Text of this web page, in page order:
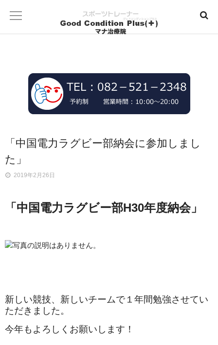
「中国電力ラグビー部納会に参加しまし
た」
2019年2月26日
「中国電力ラグビー部H30年度納会」
新しい競技、新しいチームで１年間勉強させてい
ただきました。
今年もよろしくお願いします！